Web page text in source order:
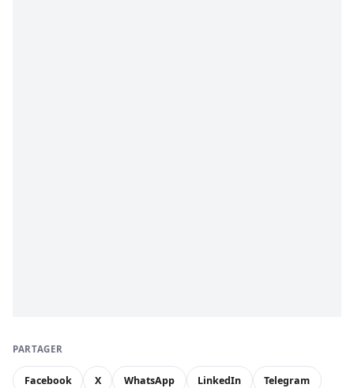
PARTAGER
Facebook X WhatsApp LinkedIn Telegram